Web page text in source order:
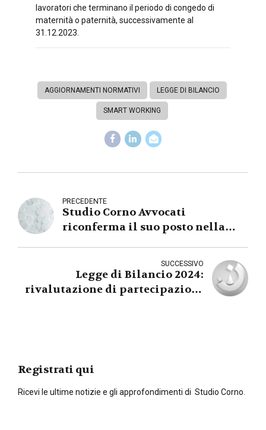
lavoratori che terminano il periodo di congedo di
maternità o paternità, successivamente al
31.12.2023.
AGGIORNAMENTI NORMATIVI LEGGE DI BILANCIO
SMART WORKING
PRECEDENTE
Studio Corno Avvocati
riconferma il suo posto nella
SUCCESSIVO
Legge di Bilancio 2024:
rivalutazione di partecipazioni
Registrati qui
Ricevi le ultime notizie e gli approfondimenti di Studio Corno.